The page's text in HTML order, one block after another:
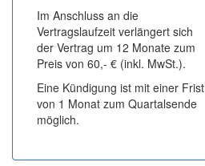
Im Anschluss an die
Vertragslaufzeit verlängert sich
der Vertrag um 12 Monate zum
Preis von 60,- € (inkl. MwSt.).
Eine Kündigung ist mit einer Frist
von 1 Monat zum Quartalsende
möglich.